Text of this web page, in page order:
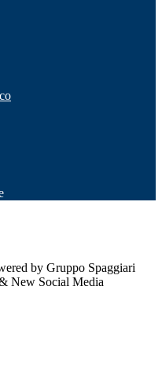
by Gruppo Spaggiari
New Social Media